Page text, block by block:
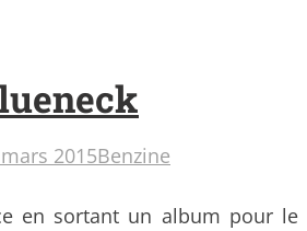
2015Benzine
en sortant un album pour le